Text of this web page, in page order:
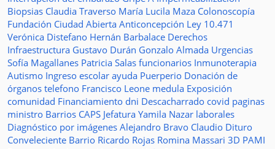
Biopsias Claudia Traverso María Lucila Maza Colonoscopía
Fundación Ciudad Abierta Anticoncepción Ley 10.471
Verónica Distefano Hernán Barbalace Derechos
Infraestructura Gustavo Durán Gonzalo Almada Urgencias
Sofía Magallanes Patricia Salas funcionarios Inmunoterapia
Autismo Ingreso escolar ayuda Puerperio Donación de
órganos telefono Francisco Leone medula Exposición
comunidad Financiamiento dni Descacharrado covid paginas
ministro Barrios CAPS Jefatura Yamila Nazar laborales
Diagnóstico por imágenes Alejandro Bravo Claudio Dituro
Conveleciente Barrio Ricardo Rojas Romina Massari 3D PAMI